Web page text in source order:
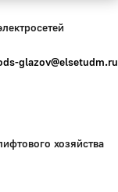
glazov@elsetudm.ru
хозяйства